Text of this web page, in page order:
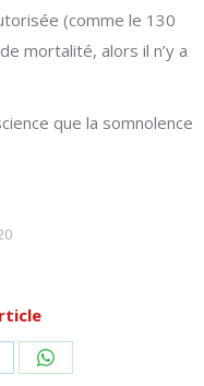
(comme le 130
mortalité, alors il n’y a
que la somnolence
Partager